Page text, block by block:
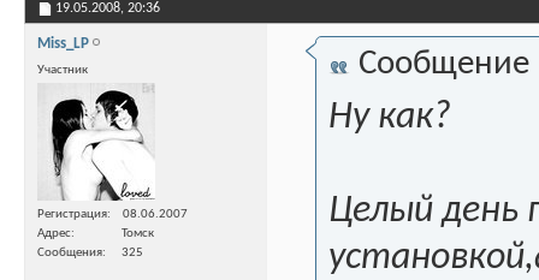
19.05.2008, 20:36
Miss_LP
Участник
Регистрация
08.06.2007
Адрес
Томск
Сообщения
325
Сообщение
Ну как?
Целый день